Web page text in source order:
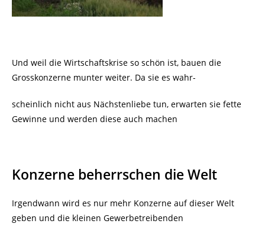
Und weil die Wirtschaftskrise so schön ist, bauen die
Grosskonzerne munter weiter. Da sie es wahr-
scheinlich nicht aus Nächstenliebe tun, erwarten sie fette
Gewinne und werden diese auch machen
Konzerne beherrschen die Welt
Irgendwann wird es nur mehr Konzerne auf dieser Welt
geben und die kleinen Gewerbetreibenden